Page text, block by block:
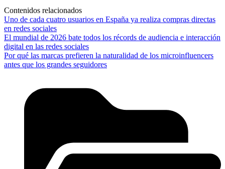
Contenidos relacionados
Uno de cada cuatro usuarios en España ya realiza compras directas
en redes sociales
El mundial de 2026 bate todos los récords de audiencia e interacción
digital en las redes sociales
Por qué las marcas prefieren la naturalidad de los microinfluencers
antes que los grandes seguidores